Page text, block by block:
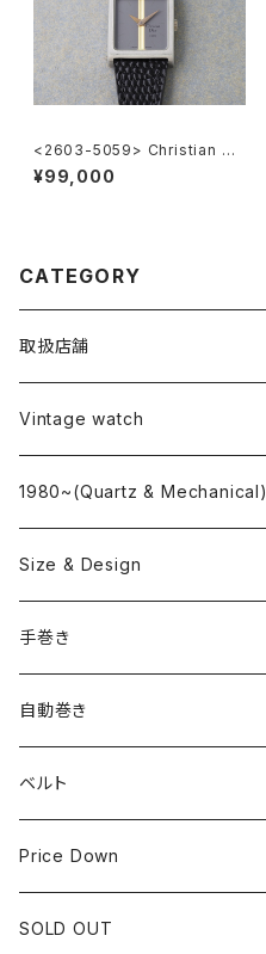
<2603-5059> Christian Di
or
¥99,000
CATEGORY
取扱店舗
L o'clock
"delve"
Vintage watch
海外ブランド
OMEGA
ROLEX
国産ブランド
SEIKO
CITIZEN
1980~(Quartz & Mechanical)
Size & Design
~24.9mm
25mm~29.9mm
30mm~34.9mm
35mm~39.9mm
40mm~
手巻き
自動巻き
ベルト
HIRSCHベルト
SSブレスレット
Price Down
SOLD OUT